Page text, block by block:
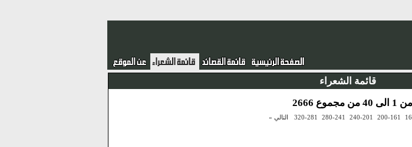
قائمة الشعراء
2666
200-161
240-201
280-241
320-281 التالي »